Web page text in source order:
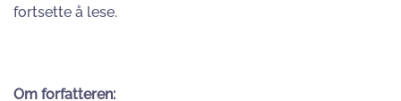
fortsette å lese.
Om forfatteren: